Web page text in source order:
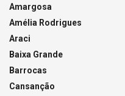
Amargosa
Amélia Rodrigues
Araci
Baixa Grande
Barrocas
Cansanção